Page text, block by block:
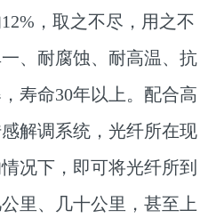
，取之不尽，用之不
、耐腐蚀、耐高温、抗
寿命30年以上。配合高
解调系统，光纤所在现
况下，即可将光纤所到
里、几十公里，甚至上